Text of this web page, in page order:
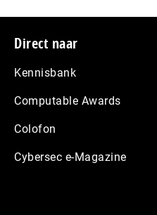
Footer
Direct naar
Kennisbank
Computable Awards
Colofon
Cybersec e-Magazine